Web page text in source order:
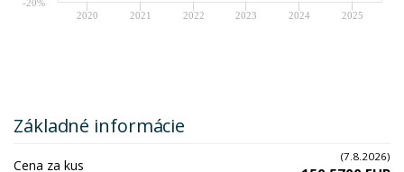
2020 2021 2022 2023 2024 2025
-20%
Základné informácie
Cena za kus (7.8.2026)